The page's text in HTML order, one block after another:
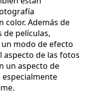
color. Además de
películas,
modo de efecto
de las fotos
un aspecto de